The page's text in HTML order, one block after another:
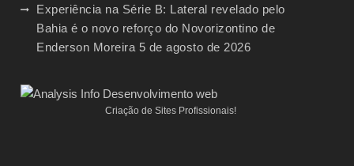
Experiência na Série B: Lateral revelado pelo
Bahia é o novo reforço do Novorizontino de
Enderson Moreira 5 de agosto de 2026
Criação de Sites Profissionais!